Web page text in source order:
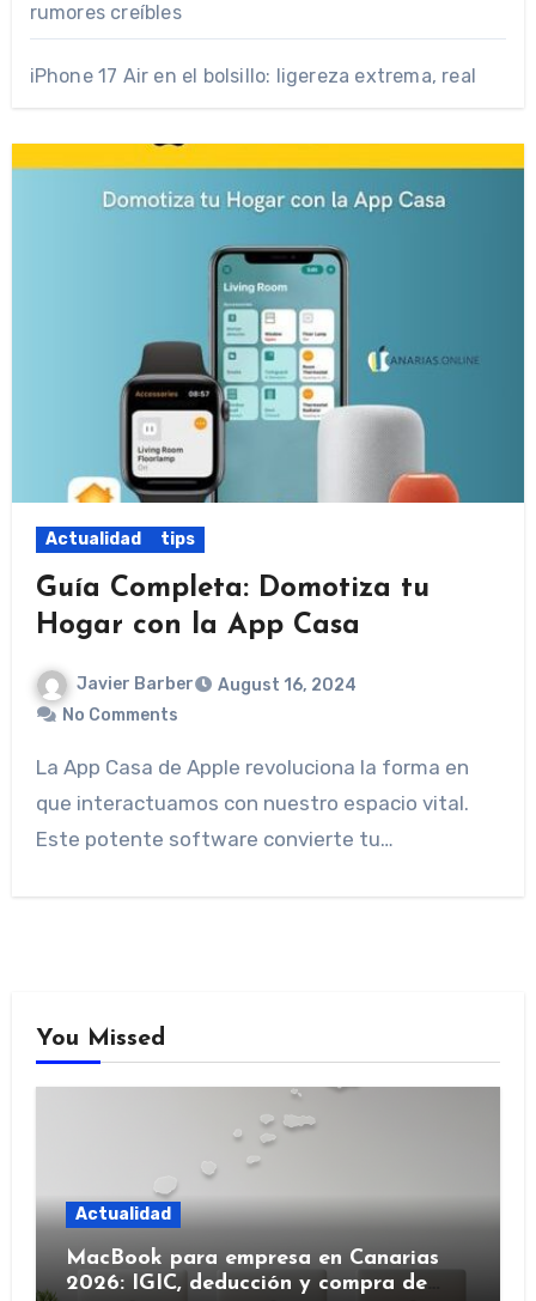
rumores creíbles
iPhone 17 Air en el bolsillo: ligereza extrema, real
Actualidad tips
Guía Completa: Domotiza tu
Hogar con la App Casa
Javier Barber
August 16, 2024
No Comments
La App Casa de Apple revoluciona la forma en
que interactuamos con nuestro espacio vital.
Este potente software convierte tu…
You Missed
Actualidad
MacBook para empresa en Canarias
2026: IGIC, deducción y compra de